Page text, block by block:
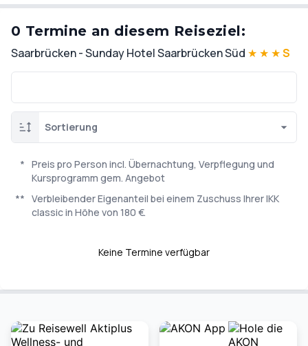
0 Termine an diesem Reiseziel:
Saarbrücken - Sunday Hotel Saarbrücken Süd ★ ★ ★S
Sortierung
* Preis pro Person incl. Übernachtung, Verpflegung und
Kursprogramm gem. Angebot
** Verbleibender Eigenanteil bei einem Zuschuss Ihrer IKK
classic in Höhe von 180 €.
Keine Termine verfügbar